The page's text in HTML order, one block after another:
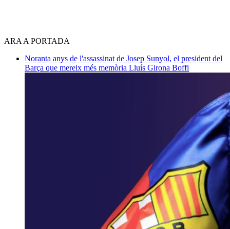
ARA A PORTADA
Noranta anys de l'assassinat de Josep Sunyol, el president del
Barça que mereix més memòria Lluís Girona Boffi